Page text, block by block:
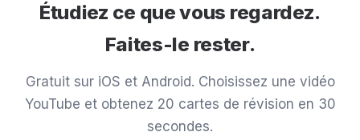
Étudiez ce que vous regardez.
Faites-le rester.
Gratuit sur iOS et Android. Choisissez une vidéo
YouTube et obtenez 20 cartes de révision en 30
secondes.